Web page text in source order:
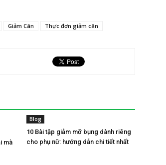
Giảm Cân Thực đơn giảm cân
mà
Blog
10 Bài tập giảm mỡ bụng dành riêng
cho phụ nữ: hướng dẫn chi tiết nhất